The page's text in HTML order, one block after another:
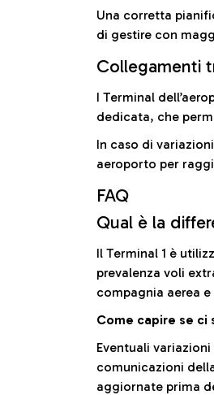
Una corretta
di gestire con
Collegamenti
I Terminal
dedicata, che
In caso di
aeroporto per
FAQ
Qual è la
Il Terminal 1 è
prevalenza voli
compagnia aerea
Come capire se ci
Eventuali
comunicazioni
aggiornate prima